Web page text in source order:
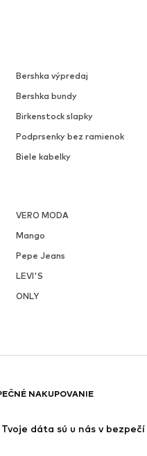
Bershka výpredaj
Bershka bundy
Birkenstock slapky
Podprsenky bez ramienok
Biele kabelky
VERO MODA
Mango
Pepe Jeans
LEVI'S
ONLY
NAKUPOVANIE
Tvoje dáta sú u nás v bezpečí